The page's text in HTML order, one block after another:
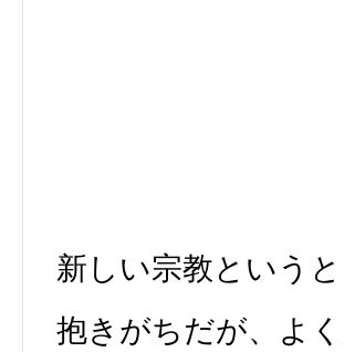
新しい宗教という
抱きがちだが、よ